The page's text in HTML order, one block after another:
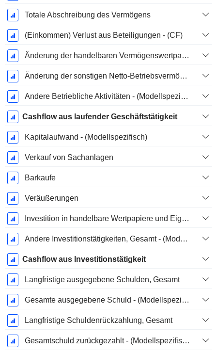
Totale Abschreibung des Vermögens
(Einkommen) Verlust aus Beteiligungen - (CF)
Änderung der handelbaren Vermögenswertpapiere
Änderung der sonstigen Netto-Betriebsvermögen (gesammelt)
Andere Betriebliche Aktivitäten - (Modellspezifisch)
Cashflow aus laufender Geschäftstätigkeit
Kapitalaufwand - (Modellspezifisch)
Verkauf von Sachanlagen
Barkaufe
Veräußerungen
Investition in handelbare Wertpapiere und Eigenkapitalinstrumente, Gesamt - (Modellspezifisch)
Andere Investitionstätigkeiten, Gesamt - (Modellspezifisch)
Cashflow aus Investitionstätigkeit
Langfristige ausgegebene Schulden, Gesamt
Gesamte ausgegebene Schuld - (Modellspezifisch)
Langfristige Schuldenrückzahlung, Gesamt
Gesamtschuld zurückgezahlt - (Modellspezifisch)